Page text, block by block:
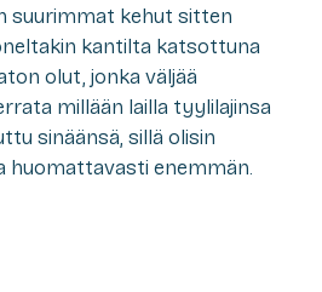
suurimmat kehut sitten
kantilta katsottuna
olut, jonka väljää
millään lailla tyylilajinsa
sinäänsä, sillä olisin
enemmän.